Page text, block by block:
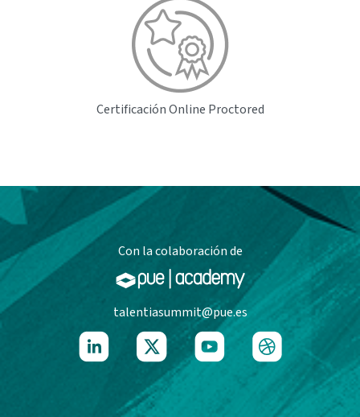
Certificación Online Proctored
Con la colaboración de
talentiasummit@pue.es